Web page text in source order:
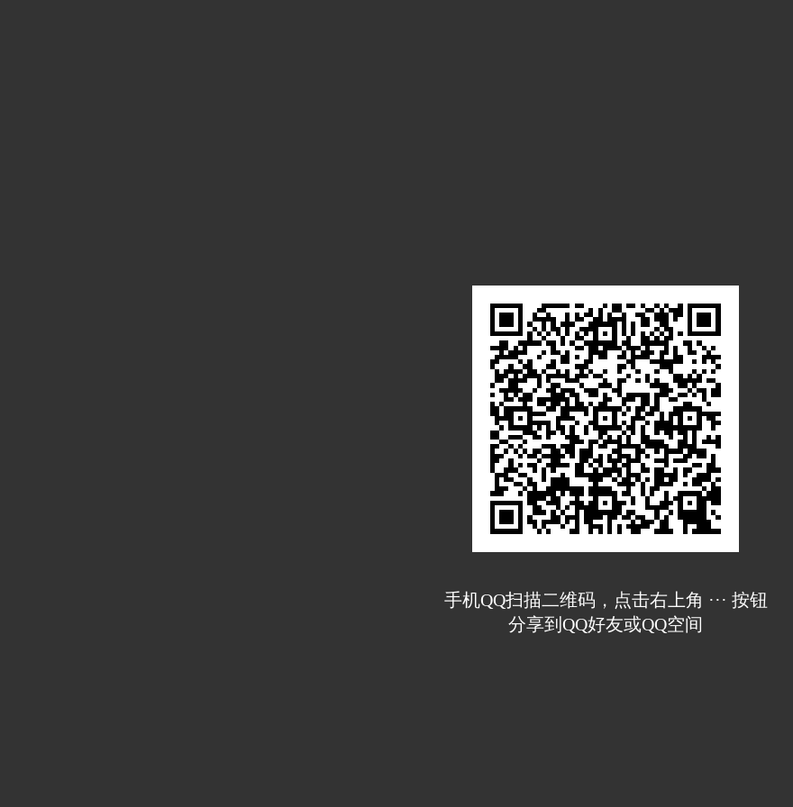
手机QQ扫描二维码，点击右上角 ··· 按钮
分享到QQ好友或QQ空间